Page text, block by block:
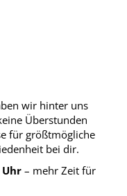
wir hinter uns
Überstunden
für größtmögliche
bei dir.
Uhr– mehr Zeit für